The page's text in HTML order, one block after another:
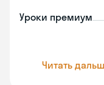
Уроки премиум
Читать